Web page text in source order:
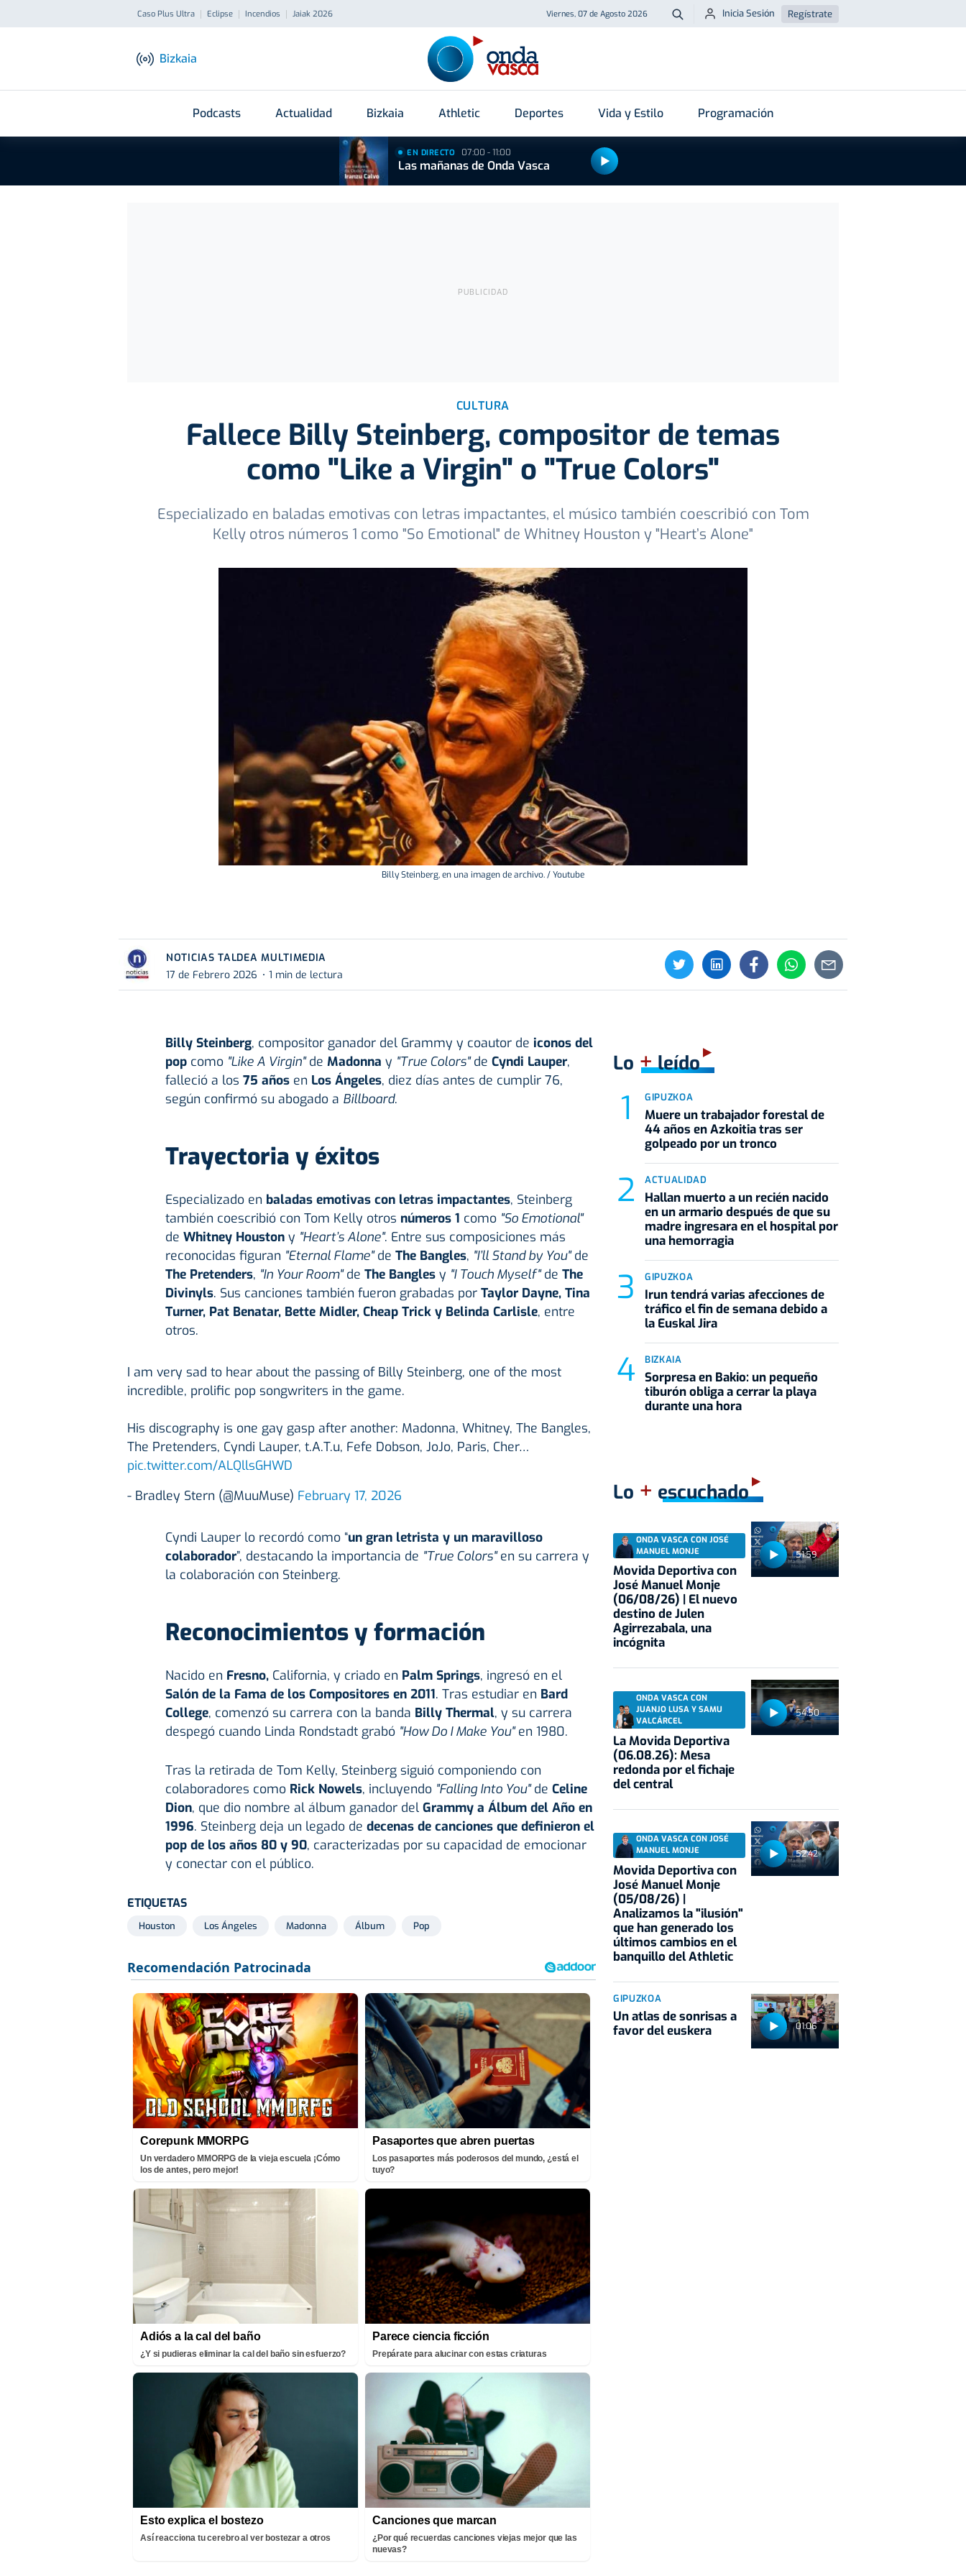
Caso Plus Ultra Eclipse Incendios Jaiak 2026 Viernes, 07 de Agosto 2026 Buscar
Inicia Sesión Regístrate
Bizkaia
Podcasts Actualidad Bizkaia Athletic Deportes Vida y Estilo Programación
EN DIRECTO 07:00 - 11:00
Las mañanas de Onda Vasca
CULTURA
Fallece Billy Steinberg, compositor de temas
como "Like a Virgin" o "True Colors"
Especializado en baladas emotivas con letras impactantes, el músico también coescribió con Tom
Kelly otros números 1 como "So Emotional" de Whitney Houston y "Heart’s Alone"
Billy Steinberg, en una imagen de archivo. / Youtube
NOTICIAS TALDEA MULTIMEDIA
17 de Febrero 2026
1 min de lectura
Billy Steinberg, compositor ganador del Grammy y coautor de iconos del
popcomo "Like A Virgin"de Madonna y "True Colors"de Cyndi Lauper,
falleció a los 75 añosen Los Ángeles, diez días antes de cumplir 76,
según confirmó su abogado a Billboard.
Trayectoria y éxitos
Especializado en baladas emotivas con letras impactantes, Steinberg
también coescribió con Tom Kelly otros números 1 como "So Emotional"
de Whitney Houstony "Heart’s Alone". Entre sus composiciones más
reconocidas figuran "Eternal Flame"de The Bangles, "I’ll Stand by You"de
The Pretenders, "In Your Room"de The Banglesy "I Touch Myself"de The
Divinyls. Sus canciones también fueron grabadas por Taylor Dayne, Tina
Turner, Pat Benatar, Bette Midler, Cheap Trick y Belinda Carlisle, entre
otros.
I am very sad to hear about the passing of Billy Steinberg, one of the most
incredible, prolific pop songwriters in the game.
His discography is one gay gasp after another: Madonna, Whitney, The Bangles,
The Pretenders, Cyndi Lauper, t.A.T.u, Fefe Dobson, JoJo, Paris, Cher…
pic.twitter.com/ALQllsGHWD
- Bradley Stern (@MuuMuse) February 17, 2026
Cyndi Lauper lo recordó como “un gran letrista y un maravilloso
colaborador”, destacando la importancia de "True Colors"en su carrera y
la colaboración con Steinberg.
Reconocimientos y formación
Nacido en Fresno, California, y criado en Palm Springs, ingresó en el
Salón de la Fama de los Compositores en 2011. Tras estudiar en Bard
College, comenzó su carrera con la banda Billy Thermal, y su carrera
despegó cuando Linda Rondstadt grabó "How Do I Make You"en 1980.
Tras la retirada de Tom Kelly, Steinberg siguió componiendo con
colaboradores como Rick Nowels, incluyendo "Falling Into You"de Celine
Dion, que dio nombre al álbum ganador del Grammy a Álbum del Año en
1996. Steinberg deja un legado de decenas de canciones que definieron el
pop de los años 80 y 90, caracterizadas por su capacidad de emocionar
y conectar con el público.
ETIQUETAS
Houston Los Ángeles Madonna Álbum Pop
Corepunk MMORPG
Un verdadero MMORPG de la vieja escuela ¡Cómo
los de antes, pero mejor!
Pasaportes que abren puertas
Los pasaportes más poderosos del mundo, ¿está el
tuyo?
Adiós a la cal del baño
¿Y si pudieras eliminar la cal del baño sin esfuerzo?
Parece ciencia ficción
Prepárate para alucinar con estas criaturas
Esto explica el bostezo
Así reacciona tu cerebro al ver bostezar a otros
Canciones que marcan
¿Por qué recuerdas canciones viejas mejor que las
nuevas?
Lo +leído
GIPUZKOA
Muere un trabajador forestal de
44 años en Azkoitia tras ser
golpeado por un tronco
ACTUALIDAD
Hallan muerto a un recién nacido
en un armario después de que su
madre ingresara en el hospital por
una hemorragia
GIPUZKOA
Irun tendrá varias afecciones de
tráfico el fin de semana debido a
la Euskal Jira
BIZKAIA
Sorpresa en Bakio: un pequeño
tiburón obliga a cerrar la playa
durante una hora
Lo + escuchado
51:59
ONDA VASCA CON JOSÉ
MANUEL MONJE
Movida Deportiva con
José Manuel Monje
(06/08/26) | El nuevo
destino de Julen
Agirrezabala, una
incógnita
54:50
ONDA VASCA CON
JUANJO LUSA Y SAMU
VALCÁRCEL
La Movida Deportiva
(06.08.26): Mesa
redonda por el fichaje
del central
52:42
ONDA VASCA CON JOSÉ
MANUEL MONJE
Movida Deportiva con
José Manuel Monje
(05/08/26) |
Analizamos la "ilusión"
que han generado los
últimos cambios en el
banquillo del Athletic
01:06
GIPUZKOA
Un atlas de sonrisas a
favor del euskera